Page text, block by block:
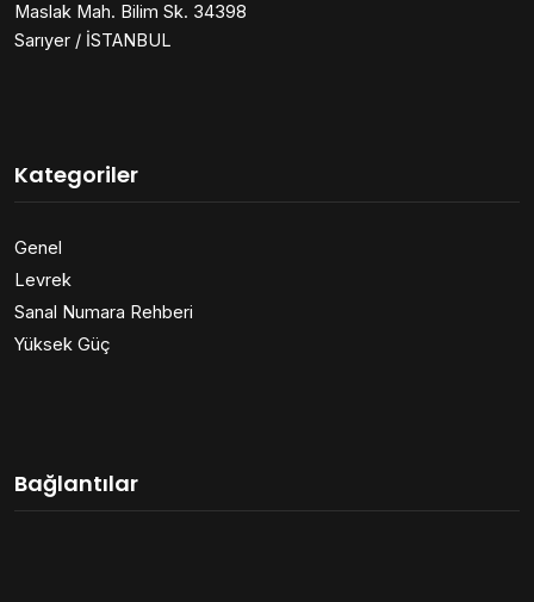
Maslak Mah. Bilim Sk. 34398
Sarıyer / İSTANBUL
Kategoriler
Genel
Levrek
Sanal Numara Rehberi
Yüksek Güç
Bağlantılar